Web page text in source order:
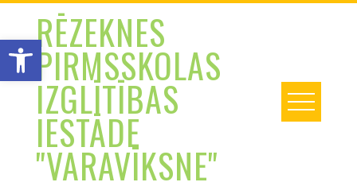
Open toolbar
Skip
contentRĒZEKNES
PIRMSSKOLAS
IZGLĪTĪBAS
IESTĀDE
"VARAVĪKSNE"